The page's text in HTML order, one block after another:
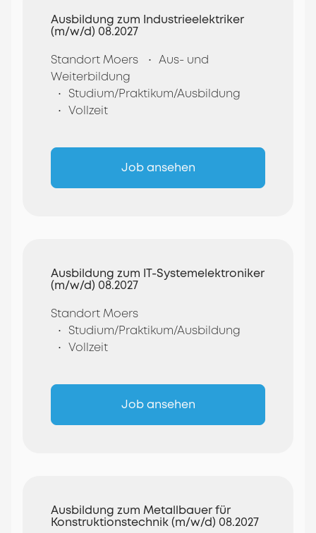
Ausbildung zum Industrieelektriker
(m/w/d) 08.2027
Standort Moers
Aus- und
Weiterbildung
Studium/Praktikum/Ausbildung
Vollzeit
Job ansehen
Ausbildung zum IT-Systemelektroniker
(m/w/d) 08.2027
Standort Moers
Studium/Praktikum/Ausbildung
Vollzeit
Job ansehen
Ausbildung zum Metallbauer für
Konstruktionstechnik (m/w/d) 08.2027